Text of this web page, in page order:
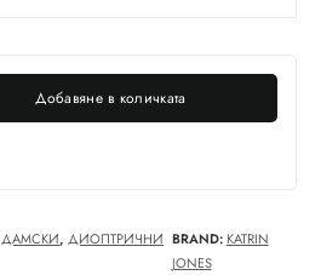
Добавяне в количката
ДАМСКИ,ДИОПТРИЧНИ BRAND: KATRIN
JONES